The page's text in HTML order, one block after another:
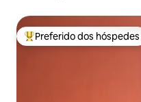
Entre os melhores
Preferido dos hóspedes